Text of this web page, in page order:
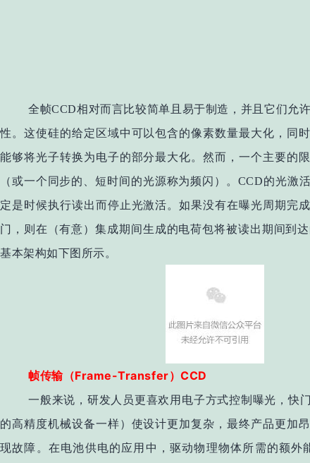
全帧CCD相对而言比较简单且易于制造，并且它们允
性。这使硅的给定区域中可以包含的像素数量最大化，同
能够将光子转换为电子的部分最大化。然而，一个主要的
（或一个同步的、短时间的光源称为频闪）。CCD的光激
定是时候执行读出而停止光激活。如果没有在曝光周期完
门，则在（有意）集成期间生成的电荷包将被读出期间到
基本架构如下图所示。
帧传输（Frame-Transfer）CCD
一般来说，研发人员更喜欢用电子方式控制曝光，快
的高精度机械设备一样）使设计更加复杂，最终产品更加
现故障。在电池供电的应用中，驱动物理物体所需的额外